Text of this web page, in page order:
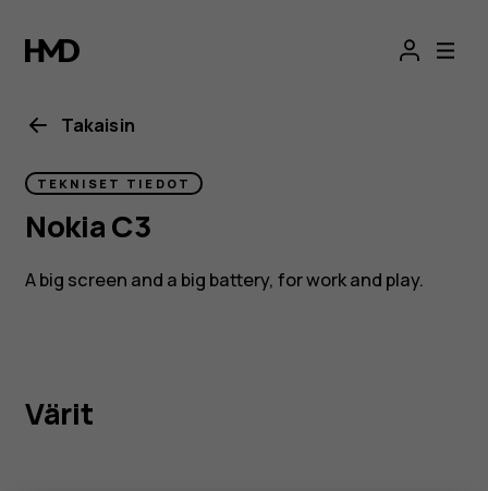
Nokia
C3Takaisin
TEKNISET TIEDOT
Nokia C3
A big screen and a big battery, for work and play.
Värit